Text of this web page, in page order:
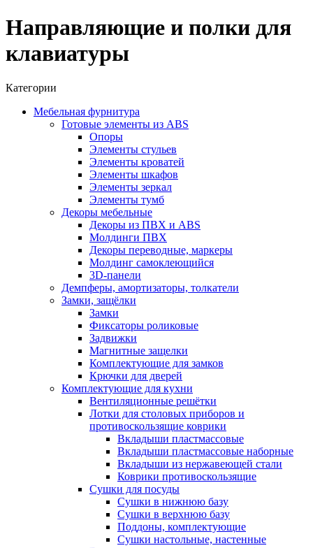
Направляющие и полки для
клавиатуры
Категории
Мебельная фурнитура
Готовые элементы из ABS
Опоры
Элементы стульев
Элементы кроватей
Элементы шкафов
Элементы зеркал
Элементы тумб
Декоры мебельные
Декоры из ПВХ и ABS
Молдинги ПВХ
Декоры переводные, маркеры
Молдинг самоклеющийся
3D-панели
Демпферы, амортизаторы, толкатели
Замки, защёлки
Замки
Фиксаторы роликовые
Задвижки
Магнитные защелки
Комплектующие для замков
Крючки для дверей
Комплектующие для кухни
Вентиляционные решётки
Лотки для столовых приборов и
противоскользящие коврики
Вкладыши пластмассовые
Вкладыши пластмассовые наборные
Вкладыши из нержавеющей стали
Коврики противоскользящие
Сушки для посуды
Сушки в нижнюю базу
Сушки в верхнюю базу
Поддоны, комплектующие
Сушки настольные, настенные